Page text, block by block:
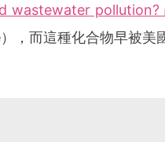
pollution?」
，而這種化合物早被美